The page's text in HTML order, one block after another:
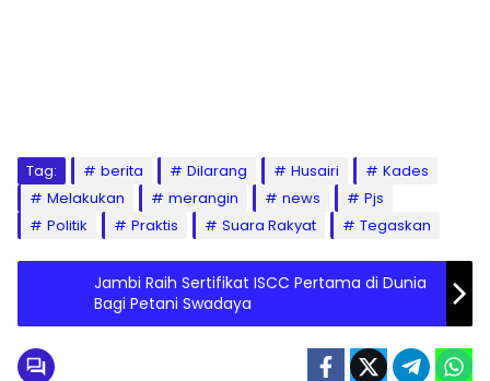
Tag: berita Dilarang Husairi
Kades
Melakukan
merangin news
Pjs
Politik
Praktis Suara Rakyat Tegaskan
Jambi Raih Sertifikat ISCC Pertama di Dunia
Bagi Petani Swadaya